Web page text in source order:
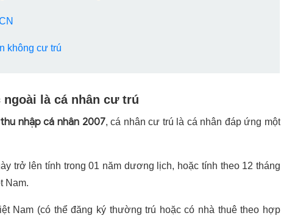
không cư trú
là cá nhân cư trú
nhập cá nhân 2007, cá nhân cư trú là cá nhân đáp ứng một
trở lên tính trong 01 năm dương lịch, hoặc tính theo 12 tháng
Nam.
Nam (có thể đăng ký thường trú hoặc có nhà thuê theo hợp